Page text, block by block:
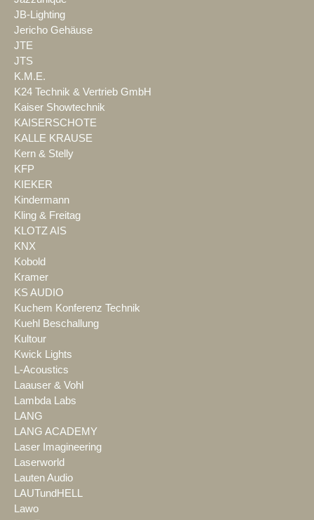
JB-Lighting
Jericho Gehäuse
JTE
JTS
K.M.E.
K24 Technik & Vertrieb GmbH
Kaiser Showtechnik
KAISERSCHOTE
KALLE KRAUSE
Kern & Stelly
KFP
KIEKER
Kindermann
Kling & Freitag
KLOTZ AIS
KNX
Kobold
Kramer
KS AUDIO
Kuchem Konferenz Technik
Kuehl Beschallung
Kultour
Kwick Lights
L-Acoustics
Laauser & Vohl
Lambda Labs
LANG
LANG ACADEMY
Laser Imagineering
Laserworld
Lauten Audio
LAUTundHELL
Lawo